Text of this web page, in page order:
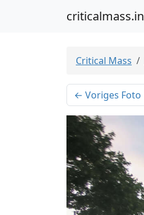
criticalmass.in
Critical Mass
← Voriges Foto